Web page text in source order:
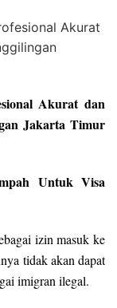
Akurat dan
Jakarta Timur
Untuk Visa
izin masuk ke
tidak akan dapat
imigran ilegal.